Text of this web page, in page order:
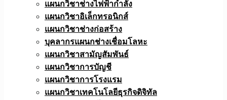
แผนกวิชาช่างไฟฟ้ากำลัง
แผนกวิชาอิเล็กทรอนิกส์
แผนกวิชาช่างก่อสร้าง
บุคลากรแผนกช่างเชื่อมโลหะ
แผนกวิชาสามัญสัมพันธ์
แผนกวิชาการบัญชี
แผนกวิชาการโรงแรม
แผนกวิชาเทคโนโลยีธุรกิจดิจิทัล